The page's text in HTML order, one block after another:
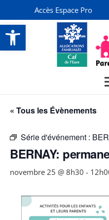
Ouvrir la barre d’outils
Accès Espace Pro
« Tous les Évènements
Série d'événement :
BERNAY:
novembre 25 @ 8h30 -